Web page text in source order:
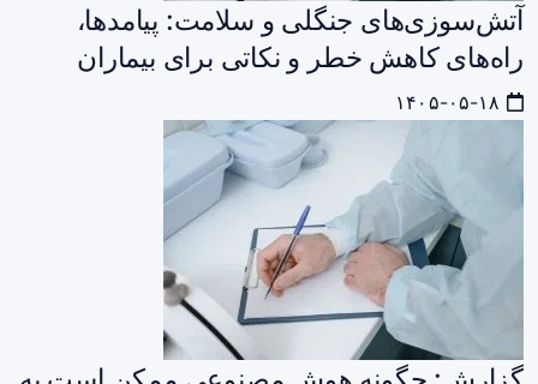
آتش‌سوزی‌های جنگلی و سلامت: پیامدها،
راه‌های کاهش خطر و نکاتی برای بیماران